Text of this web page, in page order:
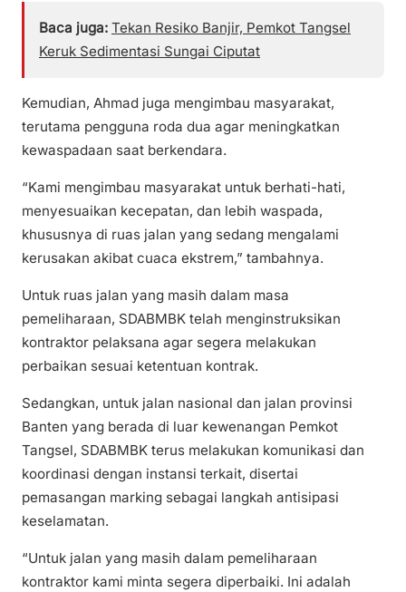
Baca juga: Tekan Resiko Banjir, Pemkot Tangsel
Keruk Sedimentasi Sungai Ciputat
Kemudian, Ahmad juga mengimbau masyarakat,
terutama pengguna roda dua agar meningkatkan
kewaspadaan saat berkendara.
“Kami mengimbau masyarakat untuk berhati-hati,
menyesuaikan kecepatan, dan lebih waspada,
khususnya di ruas jalan yang sedang mengalami
kerusakan akibat cuaca ekstrem,” tambahnya.
Untuk ruas jalan yang masih dalam masa
pemeliharaan, SDABMBK telah menginstruksikan
kontraktor pelaksana agar segera melakukan
perbaikan sesuai ketentuan kontrak.
Sedangkan, untuk jalan nasional dan jalan provinsi
Banten yang berada di luar kewenangan Pemkot
Tangsel, SDABMBK terus melakukan komunikasi dan
koordinasi dengan instansi terkait, disertai
pemasangan marking sebagai langkah antisipasi
keselamatan.
“Untuk jalan yang masih dalam pemeliharaan
kontraktor kami minta segera diperbaiki. Ini adalah